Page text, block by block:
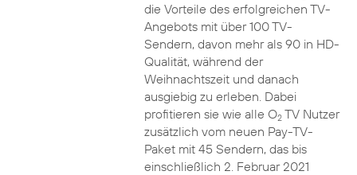
die Vorteile des erfolgreichen TV-
Angebots mit über 100 TV-
Sendern, davon mehr als 90 in HD-
Qualität, während der
Weihnachtszeit und danach
ausgiebig zu erleben. Dabei
profitieren sie wie alle O2TV Nutzer
zusätzlich vom neuen Pay-TV-
Paket mit 45 Sendern, das bis
einschließlich 2. Februar 2021